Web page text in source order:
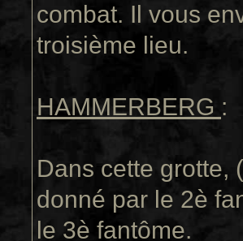
combat. Il vous
troisième lieu.
HAMMERBERG :
Dans cette grotte,
donné par le 2è
le 3è fantôme.